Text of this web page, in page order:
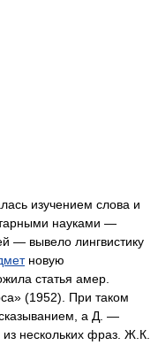
изучением слова и
науками —
— вывело лингвистику
новую
статья амер.
(1952). При таком
а Д. —
нескольких фраз. Ж.К.